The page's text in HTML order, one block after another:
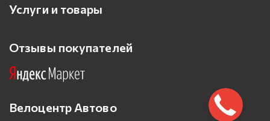
Услуги и товары
Отзывы покупателей
Велоцентр Автово